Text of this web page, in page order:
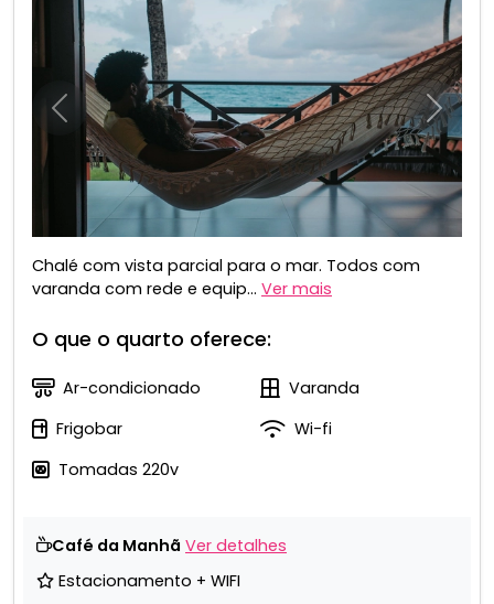
Anterior
Chalé com vista parcial para o mar. Todos com
varanda com rede e equip... Ver mais
O que o quarto oferece:
Ar-condicionado
Varanda
Frigobar
Wi-fi
Tomadas 220v
Café da Manhã Ver detalhes
Estacionamento + WIFI